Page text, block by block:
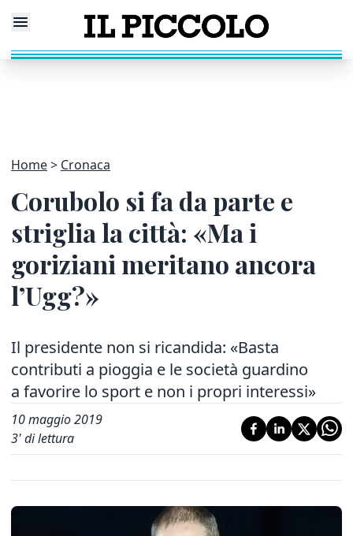
Home Cronaca
Corubolo si fa da parte e
striglia la città: «Ma i
goriziani meritano ancora
l’Ugg?»
Il presidente non si ricandida: «Basta
contributi a pioggia e le società guardino
a favorire lo sport e non i propri interessi»
10 maggio 2019
3' di lettura